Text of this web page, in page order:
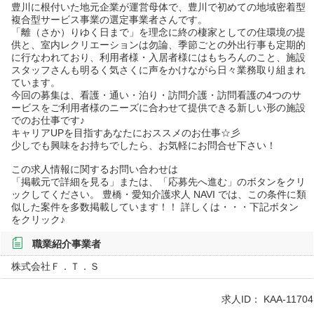
豊川に根付いた地元企業が運営母体で、豊川で初めての地域密着型
複合型サービス事業の選定事業者さんです。
「離（さか）りゆく日まで」を理念に終の棲家としての住環境の提
供と、室内レクリエーションは勿論、季節ごとの外出行事も定期的
に行なわれており、利用者様・入居者様にはもちろんのこと、施設
スタッフさんも明るく気さくに声をかけながら日々業務取り組まれ
ています。
今回の募集は、看護・通い・泊り・訪問介護・訪問看護の4つのサ
ービスをご利用者様のニーズに合わせて提供できる新しい形の施設
でのお仕事です♪
キャリアUPを目指すあなたにおススメのお仕事☆彡
少しでも興味をお持ちでしたら、お気軽にお問合せ下さい！
この求人情報に関するお問い合わせは
「掲載元で詳細を見る」または、「応募先へ進む」のボタンをクリ
ックしてください。 豊橋・愛知介護求人 NAVI では、この条件に類
似した案件を多数掲載しています！！ 詳しくは・・・下記ボタン
をクリック♪
職業紹介事業者
株式会社Ｆ．Ｔ．Ｓ
求人ID： KAA-11704